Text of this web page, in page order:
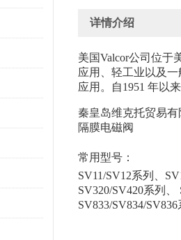
详情介绍
美国Valcor公司位于
应用、轻工业以及
应用。自1951 年以
秦皇岛维克托贸易
隔膜电磁阀
常用型号：
SV11/SV12系列、
SV320/SV420系列、
SV833/SV834/